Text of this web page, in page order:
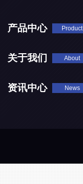
产品中心 Product
关于我们 About
资讯中心 News